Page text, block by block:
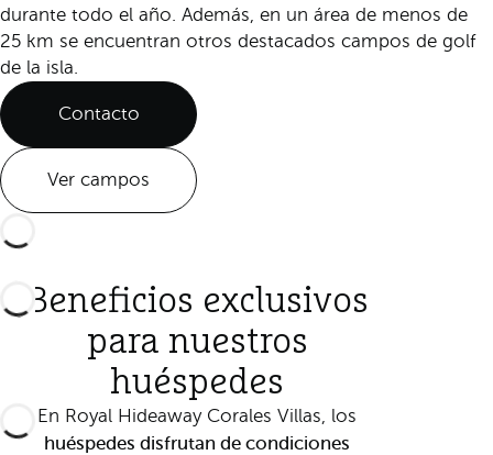
durante todo el año. Además, en un área de menos de
25 km se encuentran otros destacados campos de golf
de la isla.
Contacto
Ver campos
Beneficios exclusivos
para nuestros
huéspedes
En Royal Hideaway Corales Villas, los
huéspedes disfrutan de condiciones